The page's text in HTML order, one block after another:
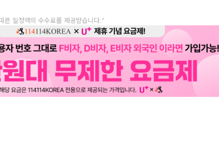
른 일정액의 수수료를 제공받습니다."